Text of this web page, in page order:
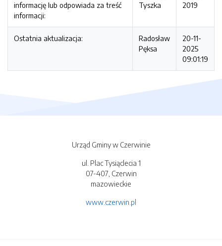
informację lub odpowiada za treść
informacji:
Tyszka
2019
Ostatnia aktualizacja:
Radosław
Pęksa
20-11-
2025
09:01:19
Urząd Gminy w Czerwinie
ul. Plac Tysiąclecia 1
07-407, Czerwin
mazowieckie
www.czerwin.pl